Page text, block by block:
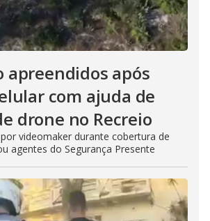
apreendidos após
com ajuda de
drone no Recreio
videomaker durante cobertura de
agentes do Segurança Presente